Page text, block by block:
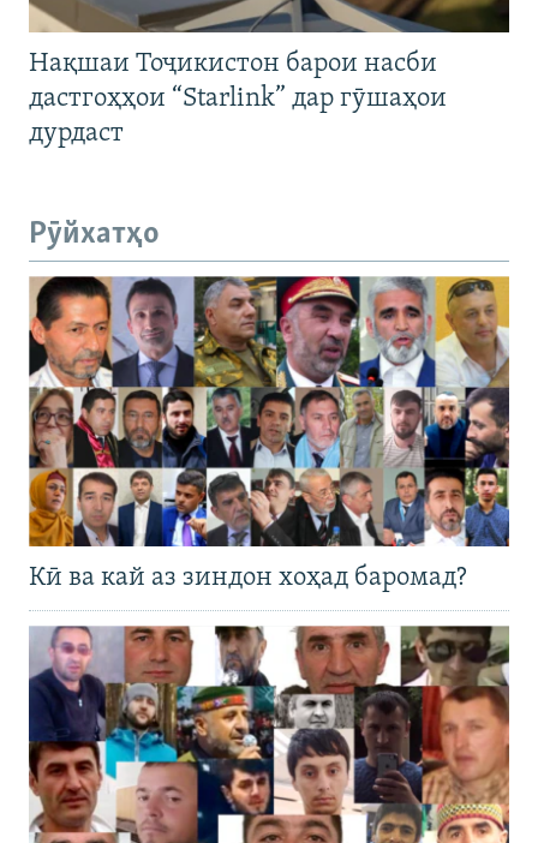
Нақшаи Тоҷикистон барои насби
дастгоҳҳои “Starlink” дар гӯшаҳои
дурдаст
Рӯйхатҳо
Кӣ ва кай аз зиндон хоҳад баромад?